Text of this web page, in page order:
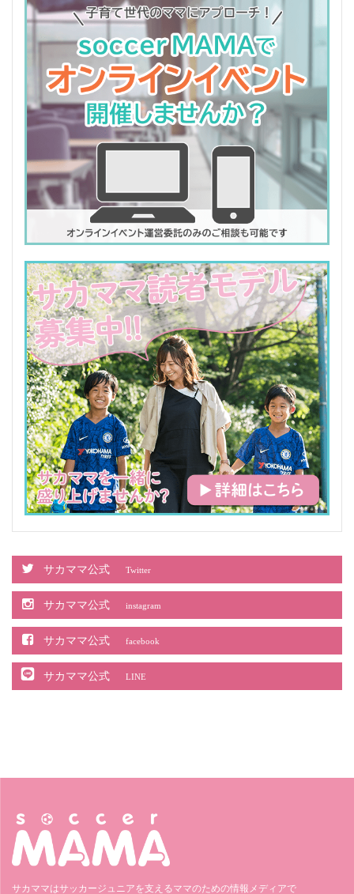
サカママ公式 Twitter
サカママ公式 instagram
サカママ公式 facebook
サカママ公式 LINE
サカママはサッカージュニアを支えるママのための情報メディアで